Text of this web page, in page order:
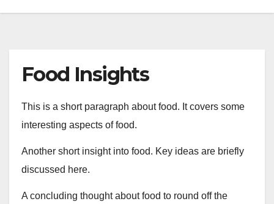
Food Insights
This is a short paragraph about food. It covers some
interesting aspects of food.
Another short insight into food. Key ideas are briefly
discussed here.
A concluding thought about food to round off the